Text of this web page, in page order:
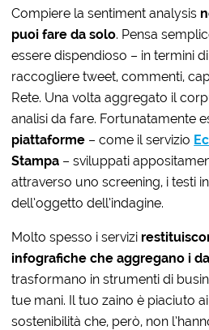
Compiere la sentiment analysis
puoi fare da solo. Pensa
essere dispendioso – in termini
raccogliere tweet, commenti,
Rete. Una volta aggregato il
analisi da fare. Fortunatamente
piattaforme – come il servizio
Stampa – sviluppati
attraverso uno screening, i testi
dell’oggetto dell’indagine.
Molto spesso i servizi
infografiche che aggregano i
trasformano in strumenti di
tue mani. Il tuo zaino è piaciuto
sostenibilità che, però, non